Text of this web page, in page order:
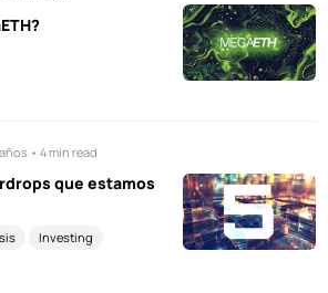
• 4 min read
que estamos
Investing